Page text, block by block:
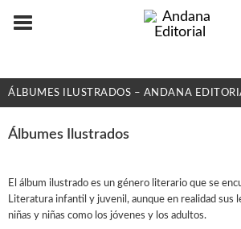
ÁLBUMES ILUSTRADOS – ANDANA
IDIOMAS
Català
Euskara
Galego
Álbumes Ilustrados
El álbum ilustrado es un género literario que se
Literatura infantil y juvenil, aunque en realidad sus
niñas y niñas como los jóvenes y los adultos.